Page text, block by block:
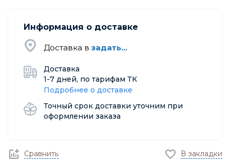
Информация о доставке
Доставка в задать...
Доставка
1-7 дней, по тарифам ТК
Подробнее о доставке
Точный срок доставки уточним при
оформлении заказа
Сравнить В закладки